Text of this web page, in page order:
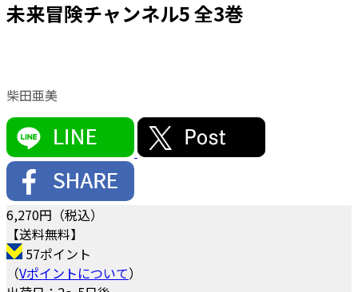
未来冒険チャンネル5 全3巻
柴田亜美
6,270円（税込）
【送料無料】
57ポイント
（Vポイントについて）